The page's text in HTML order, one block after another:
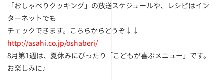
「おしゃべりクッキング」の放送スケジュールや、レシピはイン
ターネットでも
チェックできます。こちらからどうぞ↓↓
http://asahi.co.jp/oshaberi/
8月第1週は、夏休みにぴったり「こどもが喜ぶメニュー」です。
お楽しみに♪